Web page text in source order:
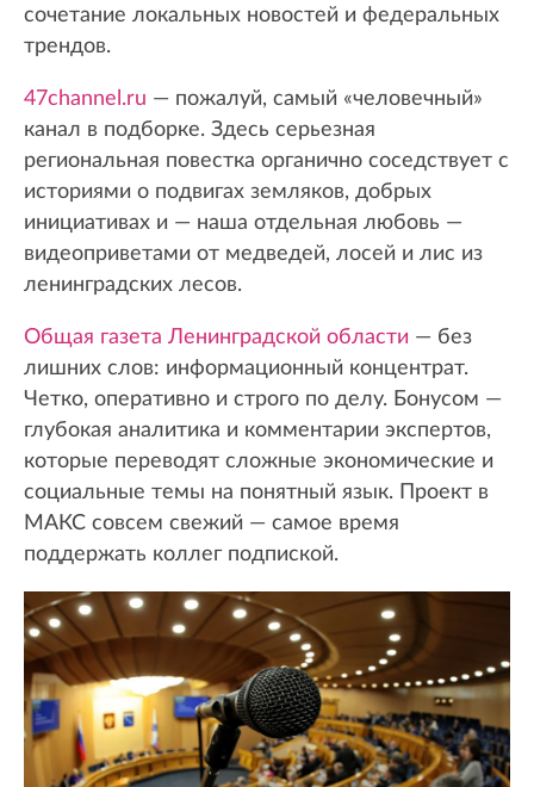
сочетание локальных новостей и федеральных
трендов.
47channel.ru — пожалуй, самый «человечный»
канал в подборке. Здесь серьезная
региональная повестка органично соседствует с
историями о подвигах земляков, добрых
инициативах и — наша отдельная любовь —
видеоприветами от медведей, лосей и лис из
ленинградских лесов.
Общая газета Ленинградской области — без
лишних слов: информационный концентрат.
Четко, оперативно и строго по делу. Бонусом —
глубокая аналитика и комментарии экспертов,
которые переводят сложные экономические и
социальные темы на понятный язык. Проект в
МАКС совсем свежий — самое время
поддержать коллег подпиской.